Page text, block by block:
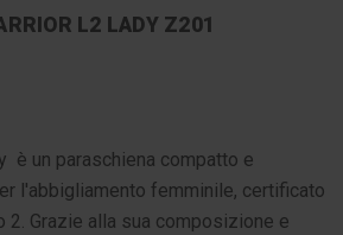
L2 LADY Z201
è un paraschiena compatto e
l'abbigliamento femminile, certificato
2. Grazie alla sua composizione e